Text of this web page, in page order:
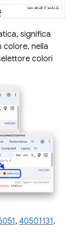
significa
colore, nella
colori
, 40501131.